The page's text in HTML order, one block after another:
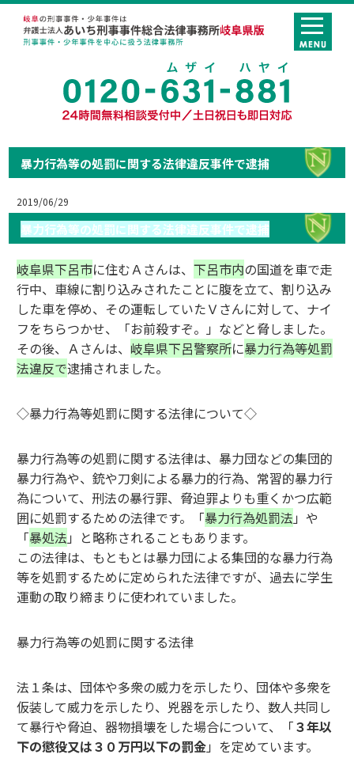
暴力行為等の処罰に関する法律違反事件で逮捕
2019/06/29
暴力行為等の処罰に関する法律違反事件で逮捕
岐阜県下呂市に住むＡさんは、下呂市内の国道を車で走
行中、車線に割り込みされたことに腹を立て、割り込み
した車を停め、その運転していたＶさんに対して、ナイ
フをちらつかせ、「お前殺すぞ。」などと脅しました。
その後、Ａさんは、 岐阜県下呂警察所に暴力行為等処罰
法違反で逮捕されました。
◇暴力行為等処罰に関する法律について◇
暴力行為等の処罰に関する法律は、暴力団などの集団的
暴力行為や、銃や刀剣による暴力的行為、常習的暴力行
為について、刑法の暴行罪、脅迫罪よりも重くかつ広範
囲に処罰するための法律です。「暴力行為処罰法 」や
「暴処法 」と略称されることもあります。
この法律は、もともとは暴力団による集団的な暴力行為
等を処罰するために定められた法律ですが、過去に学生
運動の取り締まりに使われていました。
暴力行為等の処罰に関する法律
法１条は、団体や多衆の威力を示したり、団体や多衆を
仮装して威力を示したり、兇器を示したり、数人共同し
て暴行や脅迫、器物損壊をした場合について、「３年以
下の懲役又は３０万円以下の罰金」を定めています。